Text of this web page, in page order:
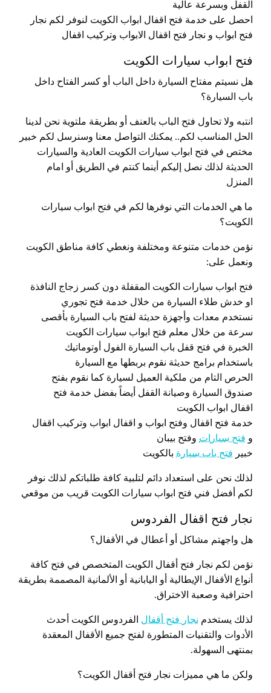
القفل وبسرعة عالية
احصل على خدمة فتح اقفال ابواب الكويت لنوفر لكم نجار
فتح ابواب و نجار فتح اقفال الابواب وتركيب اقفال
فتح ابواب سيارات الكويت
هل نسيتم مفتاح السيارة داخل الباب أو كسر الفتاح داخل
باب السيارة؟
انتبه ولا تحاول فتح الباب بالعنف أو بطريقة ملتوية نحن لدينا
الحل المناسب لكم.. يمكنك التواصل معنا وسنرسل لكم خبير
مختص في فتح ابواب سيارات الكويت العادية والسيارات
الحديثة لذلك نصل إليكم أينما كنتم في الطريق أو امام
المنزل
ما هي الخدمات التي نوفرها لكم في فتح ابواب سيارات
الكويت؟
نؤمن خدمات متنوعة ومختلفة ونغطي كافة مناطق الكويت
ونعمل على:
فتح ابواب سيارات الكويت المقفلة دون كسر زجاج النافذة
او خدش طلاء السيارة من خلال خدمة فتح تجوري
نستخدم معدات وأجهزة حديثة لفتح باب السيارة بأقصى
سرعة من خلال معلم فتح ابواب سيارات الكويت
الخبرة في فتح قفل باب السيارة الفول أوتوماتيك
باستخدام برامج حديثة نقوم بربطها مع السيارة
الحرص التام من ملكية العميل لسيارة كما نقوم بفتح
صندوق السيارة وصيانة القفل أيضاً بفضل خدمة فتح
اقفال ابواب الكويت
خدمة فتح اقفال وفتح ابواب و اقفال ابواب وتركيب اقفال
و فتح سيارات وفتح بيبان
خبير فتح باب سيارة بالكويت
لذلك نحن على استعداد دائم لتلبية كافة طلباتكم لذلك نوفر
لكم أفضل فني فتح ابواب سيارات الكويت قريب من موقعي
نجار فتح اقفال الفردوس
هل واجهتم مشاكل أو أعطال في الأقفال؟
نؤمن لكم نجار فتح أقفال الكويت المتخصص في فتح كافة
أنواع الأقفال الإيطالية أو اليابانية أو الألمانية المصممة بطريقة
احترافية وصعبة الاختراق.
لذلك يستخدم نجار فتح أقفال الفردوس الكويت أحدث
الأدوات والتقنيات المتطورة لفتح جميع الأقفال المعقدة
بمنتهى السهولة.
ولكن ما هي مميزات نجار فتح أقفال الكويت؟